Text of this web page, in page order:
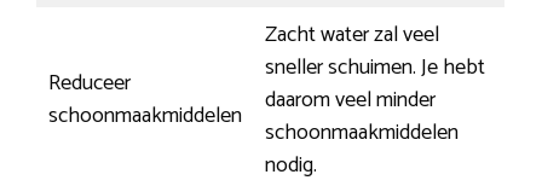
Reduceer
schoonmaakmiddelen
Zacht water zal veel
sneller schuimen. Je hebt
daarom veel minder
schoonmaakmiddelen
nodig.